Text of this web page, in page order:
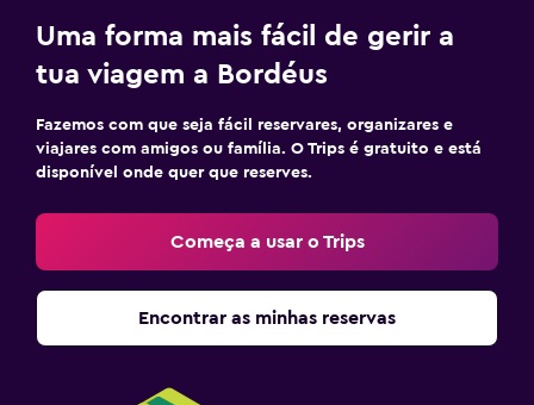
Uma forma mais fácil de gerir a
tua viagem a Bordéus
Fazemos com que seja fácil reservares, organizares e
viajares com amigos ou família. O Trips é gratuito e está
disponível onde quer que reserves.
Começa a usar o Trips
Encontrar as minhas reservas